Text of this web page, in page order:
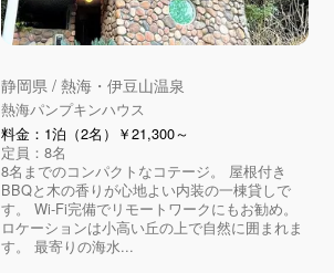
静岡県 / 熱海・伊豆山温泉
熱海パンプキンハウス
料金：1泊（2名）￥21,300～
定員：8名
8名までのコンパクトなコテージ。 屋根付き
BBQと木の香りが心地よい内装の一棟貸しで
す。 Wi-Fi完備でリモートワークにもお勧め。
ロケーションは小高い丘の上で自然に囲まれま
す。 最寄りの海水...